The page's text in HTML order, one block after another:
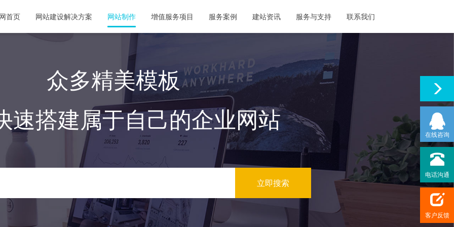
首页 网站建设解决方案 网站制作 增值服务项目 服务案例 建站资讯 服务与支持 联系我们
众多精美模板
速搭建属于自己的企业网站
在线咨询
电话沟通
客户反馈